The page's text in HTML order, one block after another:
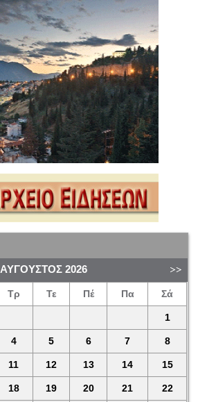
ΑΎΓΟΥΣΤΟΣ 2026
Τρ Τε Πέ Πα Σά
1
4 5 6 7 8
11 12 13 14 15
18 19 20 21 22